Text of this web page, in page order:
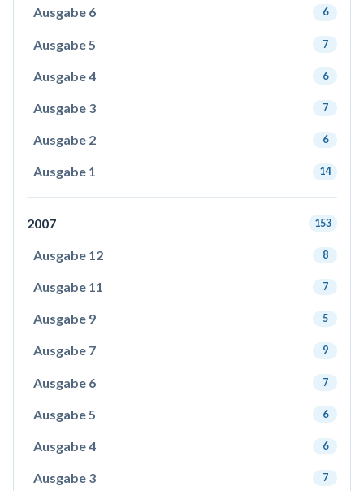
Ausgabe 6 6
Ausgabe 5 7
Ausgabe 4 6
Ausgabe 3 7
Ausgabe 2 6
Ausgabe 1 14
2007 153
Ausgabe 12 8
Ausgabe 11 7
Ausgabe 9 5
Ausgabe 7 9
Ausgabe 6 7
Ausgabe 5 6
Ausgabe 4 6
Ausgabe 3 7